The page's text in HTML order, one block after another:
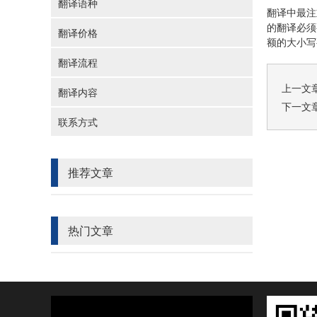
翻译语种
翻译价格
翻译流程
翻译内容
联系方式
推荐文章
热门文章
翻译中最
的翻译必
额的大小
上一文
下一文